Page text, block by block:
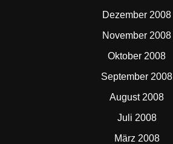
Dezember 2008
November 2008
Oktober 2008
September 2008
August 2008
Juli 2008
März 2008